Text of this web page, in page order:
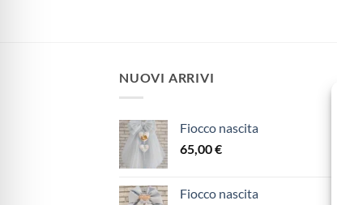
NUOVI ARRIVI
Fiocco nascita
65,00€
Fiocco nascita